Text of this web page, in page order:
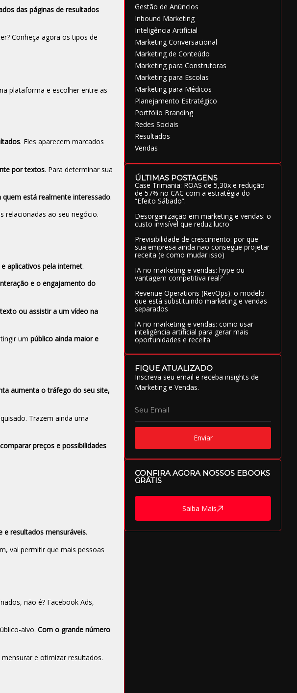
das páginas de resultados
Conheça agora os tipos de
plataforma e escolher entre as
. Eles aparecem marcados
por textos. Para determinar sua
quem está realmente interessado.
relacionadas ao seu negócio.
aplicativos pela internet.
e o engajamento do
ou assistir a um vídeo na
um público ainda maior e
aumenta o tráfego do seu site,
Trazem ainda uma
preços e possibilidades
e resultados mensuráveis.
vai permitir que mais pessoas
não é? Facebook Ads,
alvo. Com o grande número
e otimizar resultados.
Gestão de Anúncios
Inbound Marketing
Inteligência Artificial
Marketing Conversacional
Marketing de Conteúdo
Marketing para Construtoras
Marketing para Escolas
Marketing para Médicos
Planejamento Estratégico
Portfólio Branding
Redes Sociais
Resultados
Vendas
ÚLTIMAS POSTAGENS
Case Trimania: ROAS de 5,30x e redução
de 57% no CAC com a estratégia do
“Efeito Sábado”.
Desorganização em marketing e vendas: o
custo invisível que reduz lucro
Previsibilidade de crescimento: por que
sua empresa ainda não consegue projetar
receita (e como mudar isso)
IA no marketing e vendas: hype ou
vantagem competitiva real?
Revenue Operations (RevOps): o modelo
que está substituindo marketing e vendas
separados
IA no marketing e vendas: como usar
inteligência artificial para gerar mais
oportunidades e receita
FIQUE ATUALIZADO
Inscreva seu email e receba insights de
Marketing e Vendas.
Enviar
CONFIRA AGORA NOSSOS EBOOKS
GRÁTIS
Saiba Mais